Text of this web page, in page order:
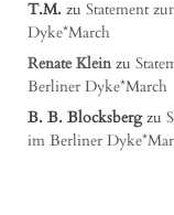
T.M. zu Statement
Dyke*March
Renate Kleinzu
Berliner Dyke*March
B. B. Blocksbergzu
im Berliner